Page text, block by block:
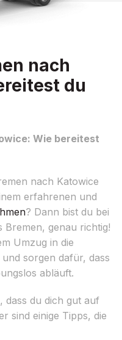
nach
du
Wie bereitest
nach Katowice
erfahrenen und
? Dann bist du bei
genau richtig!
Umzug in die
sorgen dafür, dass
abläuft.
dass du dich gut auf
sind einige Tipps, die